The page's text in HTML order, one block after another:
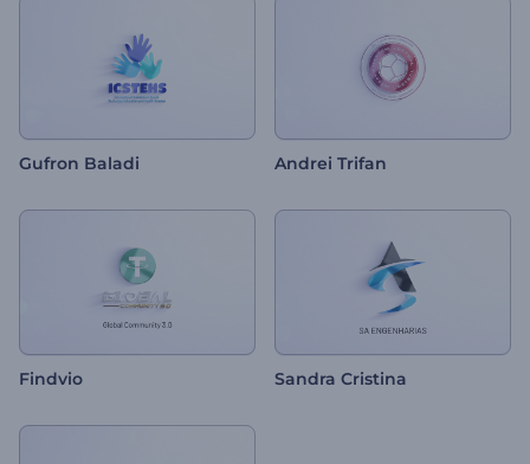
Gufron Baladi Andrei Trifan
Findvio Sandra Cristina